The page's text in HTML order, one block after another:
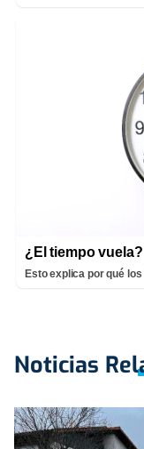
¿El tiempo vuela?
Esto explica por qué
Noticias